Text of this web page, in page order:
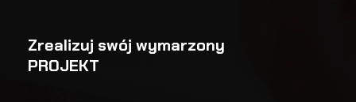
Zrealizuj swój wymarzony
PROJEKT